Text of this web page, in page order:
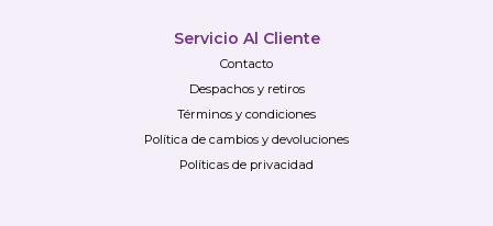
Servicio Al Cliente
Contacto
Despachos y retiros
Términos y condiciones
Política de cambios y devoluciones
Políticas de privacidad